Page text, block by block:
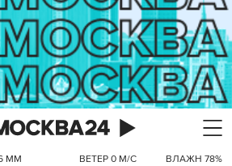
ММ ВЕТЕР 0 М/С ВЛАЖН 78%